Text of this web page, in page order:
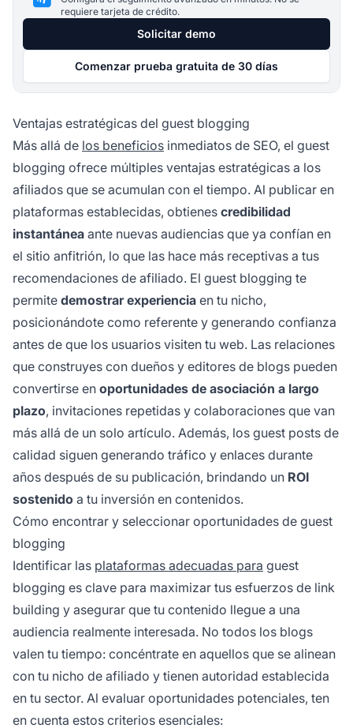
requiere tarjeta de crédito.
Solicitar demo
Comenzar prueba gratuita de 30 días
Ventajas estratégicas del guest blogging
Más allá de los beneficios inmediatos de SEO, el guest
blogging ofrece múltiples ventajas estratégicas a los
afiliados que se acumulan con el tiempo. Al publicar en
plataformas establecidas, obtienes credibilidad
instantánea ante nuevas audiencias que ya confían en
el sitio anfitrión, lo que las hace más receptivas a tus
recomendaciones de afiliado. El guest blogging te
permite demostrar experiencia en tu nicho,
posicionándote como referente y generando confianza
antes de que los usuarios visiten tu web. Las relaciones
que construyes con dueños y editores de blogs pueden
convertirse en oportunidades de asociación a largo
plazo, invitaciones repetidas y colaboraciones que van
más allá de un solo artículo. Además, los guest posts de
calidad siguen generando tráfico y enlaces durante
años después de su publicación, brindando un ROI
sostenido a tu inversión en contenidos.
Cómo encontrar y seleccionar oportunidades de guest
blogging
Identificar las plataformas adecuadas para guest
blogging es clave para maximizar tus esfuerzos de link
building y asegurar que tu contenido llegue a una
audiencia realmente interesada. No todos los blogs
valen tu tiempo: concéntrate en aquellos que se alinean
con tu nicho de afiliado y tienen autoridad establecida
en tu sector. Al evaluar oportunidades potenciales, ten
en cuenta estos criterios esenciales: